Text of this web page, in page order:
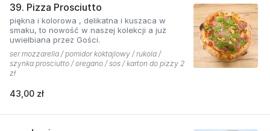
39. Pizza Prosciutto
piękna i kolorowa , delikatna i kuszaca w
smaku, to nowość w naszej kolekcji a już
uwielbiana przez Gości.
ser mozzarella / pomidor koktajlowy / rukola /
szynka prosciutto / oregano / sos / karton do pizzy 2
zł
43,00 zł